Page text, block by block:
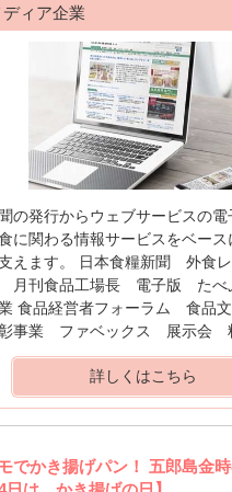
ィア企業
の発行からウェブサービスの
に関わる情報サービスをベー
えます。 日本食糧新聞 外食
月刊食品工場長 電子版 たべ
業 食品経営者フォーラム 食品
事業 ファベックス 展示会
詳しくはこちら
でかき揚げパン！ 五郎島金